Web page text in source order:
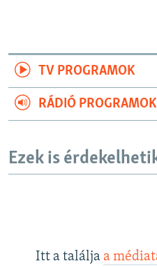
TV PROGRAMOK
RÁDIÓ PROGRAMOK
Ezek is
Itt a találja a